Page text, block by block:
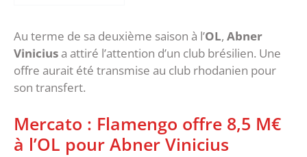
Au terme de sa deuxième saison à l’OL, Abner
Viniciusa attiré l’attention d’un club brésilien. Une
offre aurait été transmise au club rhodanien pour
son transfert.
Mercato : Flamengo offre 8,5 M€
à l’OL pour Abner Vinicius